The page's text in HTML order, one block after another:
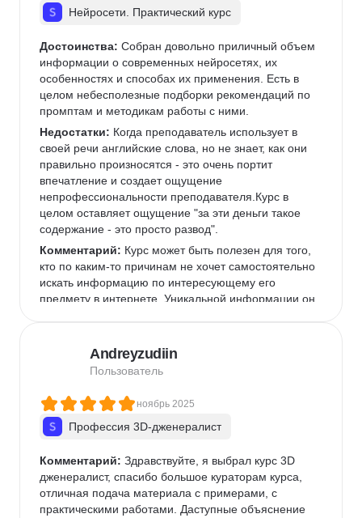
Нейросети. Практический курс
Достоинства: Собран довольно приличный объем
информации о современных нейросетях, их
особенностях и способах их применения. Есть в
целом небесполезные подборки рекомендаций по
промптам и методикам работы с ними.
Недостатки: Когда преподаватель использует в
своей речи английские слова, но не знает, как они
правильно произносятся - это очень портит
впечатление и создает ощущение
непрофессиональности преподавателя.Курс в
целом оставляет ощущение "за эти деньги такое
содержание - это просто развод".
Комментарий: Курс может быть полезен для того,
кто по каким-то причинам не хочет самостоятельно
искать информацию по интересующему его
предмету в интернете. Уникальной информации он
через призму восприятия авторов.Таких денег
однозначно не стоит.
Andreyzudiin
Пользователь
ноябрь 2025
Профессия 3D-дженералист
Комментарий: Здравствуйте, я выбрал курс 3D
дженералист, спасибо большое кураторам курса,
отличная подача материала с примерами, с
практическими работами. Даступные объяснение